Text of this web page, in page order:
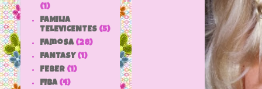
(1)
FAMILIA
TELEVICENTES (5)
Famosa (28)
FANTASY (1)
FEBER (1)
FIBA (4)